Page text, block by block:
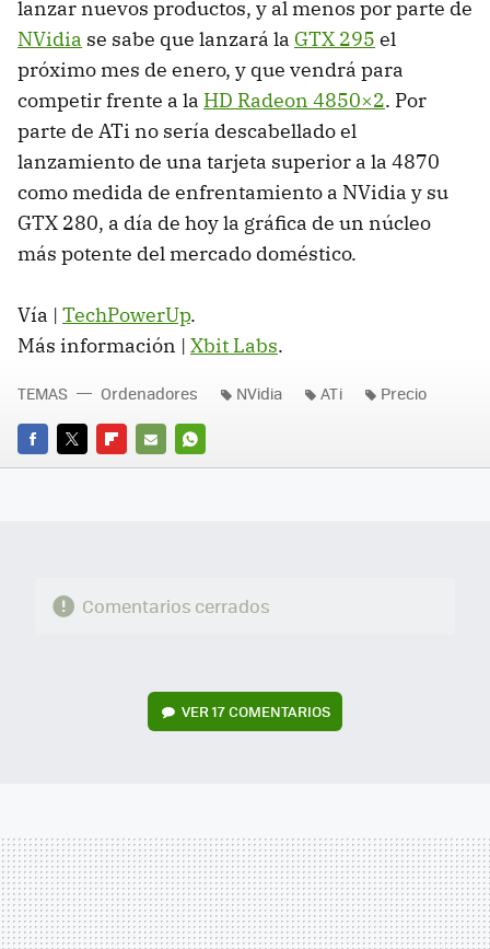
lanzar nuevos productos, y al menos por parte de
NVidia se sabe que lanzará la GTX 295 el
próximo mes de enero, y que vendrá para
competir frente a la HD Radeon 4850×2. Por
parte de ATi no sería descabellado el
lanzamiento de una tarjeta superior a la 4870
como medida de enfrentamiento a NVidia y su
GTX 280, a día de hoy la gráfica de un núcleo
más potente del mercado doméstico.
Vía | TechPowerUp.
Más información | Xbit Labs.
FACEBOOK
TWITTERFLIPBOARD
E-
WHATSAPP
TEMAS Ordenadores NVidia ATi Precio
Comentarios cerrados
VER17 COMENTARIOS